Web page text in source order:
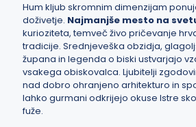
Hum kljub skromnim dimenzijam
doživetje. Najmanjše mesto na
kurioziteta, temveč živo pričevanje
tradicije. Srednjeveška obzidja,
župana in legenda o biski ustvarjajo
vsakega obiskovalca. Ljubitelji
nad dobro ohranjeno arhitekturo in
lahko gurmani odkrijejo okuse Istre
fuže.